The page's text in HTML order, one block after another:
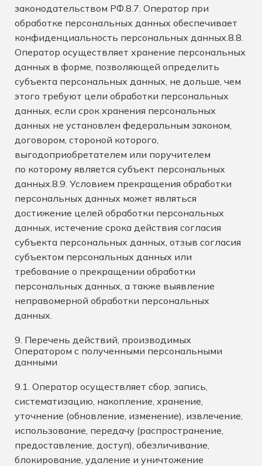
законодательством РФ.8.7. Оператор при
обработке персональных данных обеспечивает
конфиденциальность персональных данных.8.8.
Оператор осуществляет хранение персональных
данных в форме, позволяющей определить
субъекта персональных данных, не дольше, чем
этого требуют цели обработки персональных
данных, если срок хранения персональных
данных не установлен федеральным законом,
договором, стороной которого,
выгодоприобретателем или поручителем
по которому является субъект персональных
данных.8.9. Условием прекращения обработки
персональных данных может являться
достижение целей обработки персональных
данных, истечение срока действия согласия
субъекта персональных данных, отзыв согласия
субъектом персональных данных или
требование о прекращении обработки
персональных данных, а также выявление
неправомерной обработки персональных
данных.
9. Перечень действий, производимых
Оператором с полученными персональными
данными
9.1. Оператор осуществляет сбор, запись,
систематизацию, накопление, хранение,
уточнение (обновление, изменение), извлечение,
использование, передачу (распространение,
предоставление, доступ), обезличивание,
блокирование, удаление и уничтожение